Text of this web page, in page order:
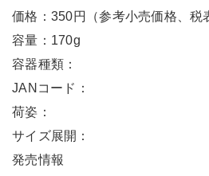
価格：350円（参考小売価格、税
容量：170g
容器種類：
JANコード：
荷姿：
サイズ展開：
発売情報